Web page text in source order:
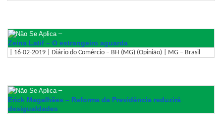
–
Zeina Latif – O estrangeiro aguarda
| 16-02-2019 | Diário do Comércio – BH (MG) (Opinião) | MG – Brasil
–
Erick Magalhães – Reforma da Previdência reduzirá
desigualdades